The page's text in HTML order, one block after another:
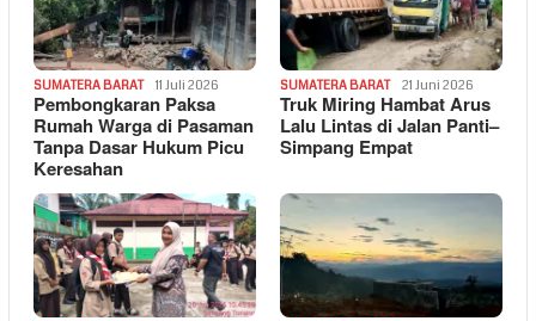
SUMATERA BARAT 11 Juli 2026
Pembongkaran Paksa
Rumah Warga di Pasaman
Tanpa Dasar Hukum Picu
Keresahan
SUMATERA BARAT 21 Juni 2026
Truk Miring Hambat Arus
Lalu Lintas di Jalan Panti–
Simpang Empat